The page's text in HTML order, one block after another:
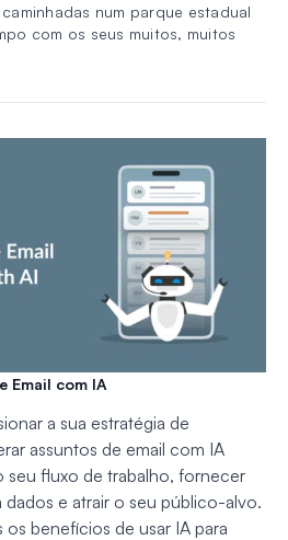
num parque estadual
com os seus muitos, muitos
Email com IA
a sua estratégia de
assuntos de email com IA
seu fluxo de trabalho, fornecer
dados e atrair o seu público-alvo.
benefícios de usar IA para